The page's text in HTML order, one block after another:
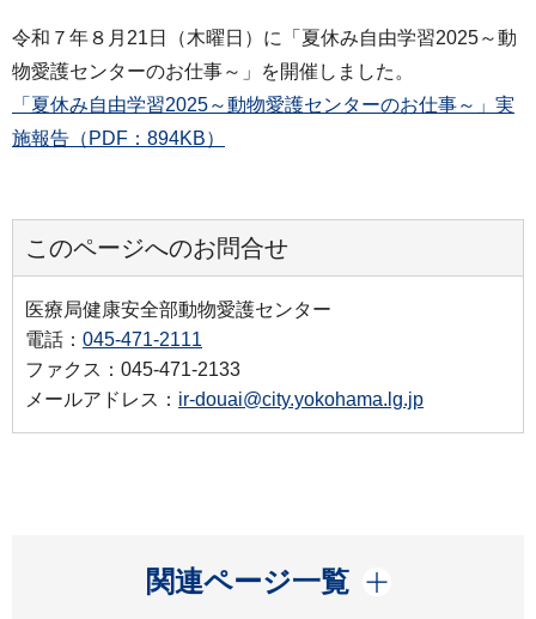
令和７年８月21日（木曜日）に「夏休み自由学習2025～動
物愛護センターのお仕事～」を開催しました。
「夏休み自由学習2025～動物愛護センターのお仕事～」実
施報告（PDF：894KB）
このページへのお問合せ
医療局健康安全部動物愛護センター
電話： 045-471-2111
ファクス：045-471-2133
メールアドレス： ir-douai@city.yokohama.lg.jp
関連ページ一覧
開く